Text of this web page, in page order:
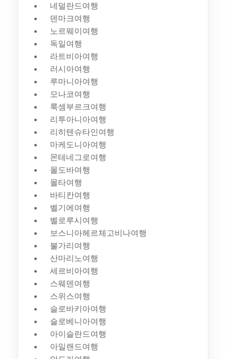
네덜란드여행
덴마크여행
노르웨이여행
독일여행
라트비아여행
러시아여행
루마니아여행
모나코여행
룩셈부르크여행
리투아니아여행
리히텐슈타인여행
마케도니아여행
몬테네그로여행
몰도바여행
몰타여행
바티칸여행
벨기에여행
벨로루시여행
보스니아헤르체고비나여행
불가리여행
산마리노여행
세르비아여행
스웨덴여행
스위스여행
슬로바키아여행
슬로베니아여행
아이슬란드여행
아일랜드여행